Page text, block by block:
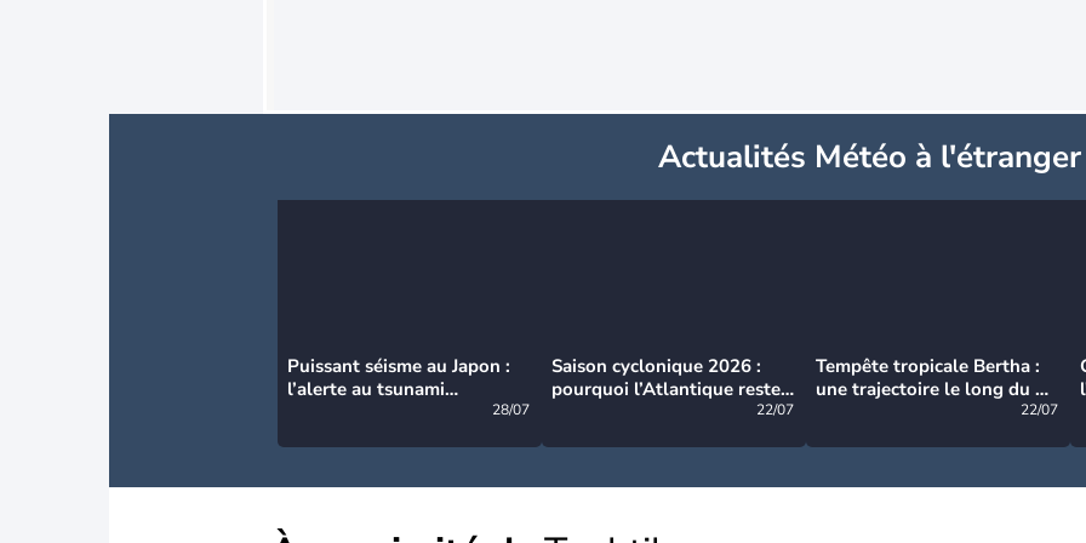
Actualités Météo à l'étranger
Puissant séisme au Japon :
l’alerte au tsunami
28/07
Saison cyclonique 2026 :
pourquoi l’Atlantique reste
22/07
Tempête tropicale Bertha :
une trajectoire le long du du
22/07